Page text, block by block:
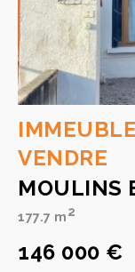
VENDRE
MOULINS
177.7 m2
146 000 €